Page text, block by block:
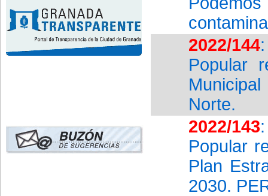
2022/144
Popular
Norte.
2022/143
Popular
Plan
2030.